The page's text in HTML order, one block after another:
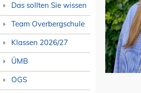
Das sollten Sie wissen
Team Overbergschule
Klassen 2026/27
ÜMB
OGS